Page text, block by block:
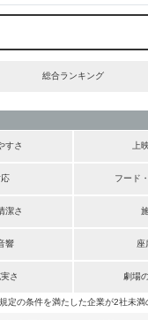
総合ランキング
すさ 上
フード
潔さ
響 座
さ 劇場
定の条件を満たした企業が2社未満